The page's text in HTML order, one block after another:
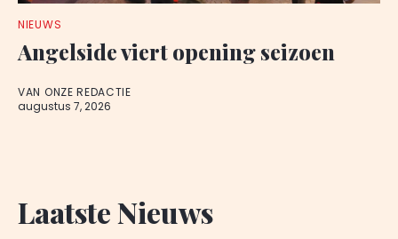
NIEUWS
Angelside viert opening seizoen
VAN ONZE REDACTIE
augustus 7, 2026
Laatste Nieuws